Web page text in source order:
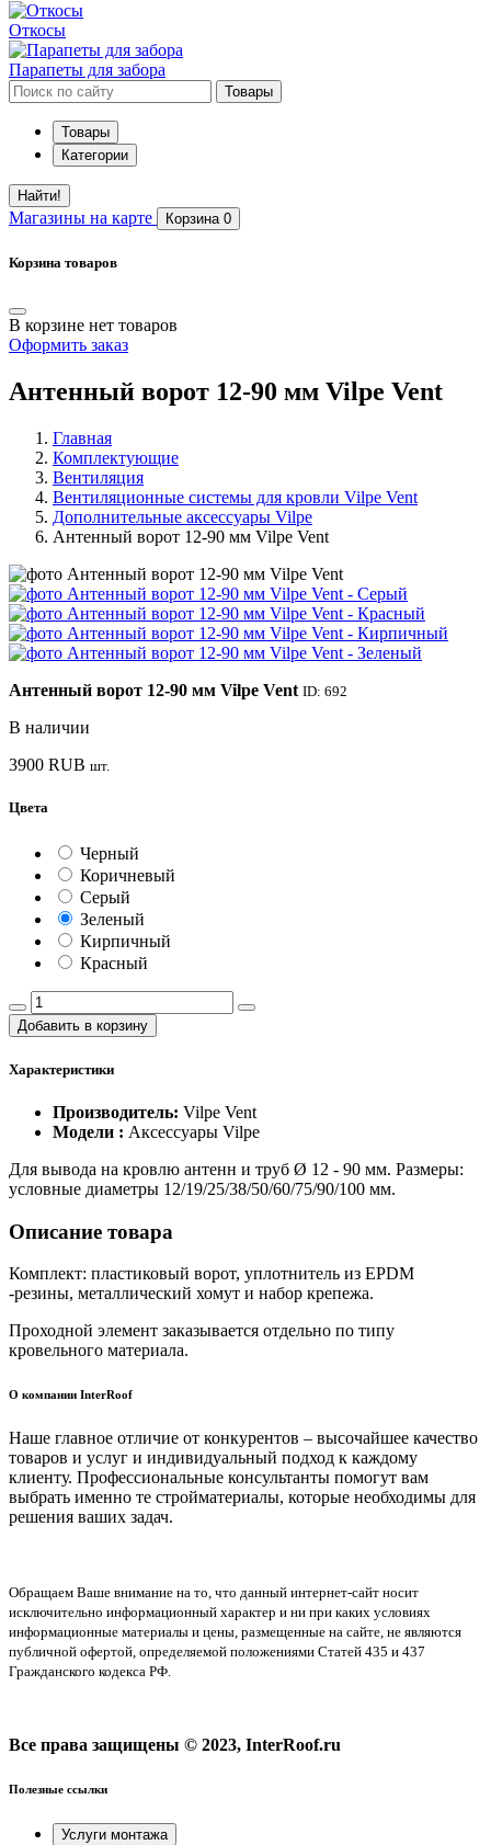
Откосы
Парапеты для забора
Товары
Товары
Категории
Найти!
Магазины на карте Корзина 0
Корзина товаров
В корзине нет товаров
Оформить заказ
Антенный ворот 12-90 мм Vilpe Vent
Главная
Комплектующие
Вентиляция
Вентиляционные системы для кровли Vilpe Vent
Дополнительные аксессуары Vilpe
Антенный ворот 12-90 мм Vilpe Vent
Антенный ворот 12-90 мм Vilpe Vent ID: 692
В наличии
3900 RUB шт.
Цвета
Черный
Коричневый
Серый
Зеленый
Кирпичный
Красный
Добавить в корзину
Характеристики
Производитель: Vilpe Vent
Модели : Аксессуары Vilpe
Для вывода на кровлю антенн и труб Ø 12 - 90 мм. Размеры:
условные диаметры 12/19/25/38/50/60/75/90/100 мм.
Описание товара
Комплект: пластиковый ворот, уплотнитель из EPDM
-резины, металлический хомут и набор крепежа.
Проходной элемент заказывается отдельно по типу
кровельного материала.
О компании InterRoof
Наше главное отличие от конкурентов – высочайшее качество
товаров и услуг и индивидуальный подход к каждому
клиенту. Профессиональные консультанты помогут вам
выбрать именно те стройматериалы, которые необходимы для
решения ваших задач.
Обращаем Ваше внимание на то, что данный интернет-сайт носит
исключительно информационный характер и ни при каких условиях
информационные материалы и цены, размещенные на сайте, не являются
публичной офертой, определяемой положениями Статей 435 и 437
Гражданского кодекса РФ.
Все права защищены © 2023, InterRoof.ru
Полезные ссылки
Услуги монтажа